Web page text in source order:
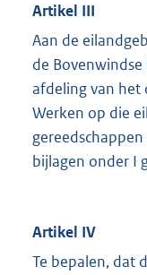
Artikel III
Aan de
de
afdeling van het
Werken op die
bijlagen onder I
Artikel IV
Te bepalen, dat